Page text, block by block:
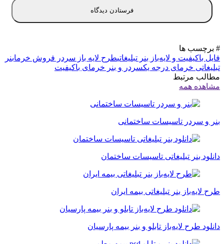
# برچسب ها
فایل باکیفیت و لایه‌باز بنر تبلیغاتیطرح لایه باز سردر فروش خرمابنر
تبلیغاتی خرمای درجه یکسردر و بنر خرمای باکیفیت
مطالب مرتبط
مشاهده همه
بنر و سردر تاسیسات ساختمانی
دانلود بنر تبلیغاتی تاسیسات ساختمان
طرح لایه‌باز بنر تبلیغاتی بیمه ایران
دانلود طرح لایه‌باز تابلو و بنر بیمه پارسیان